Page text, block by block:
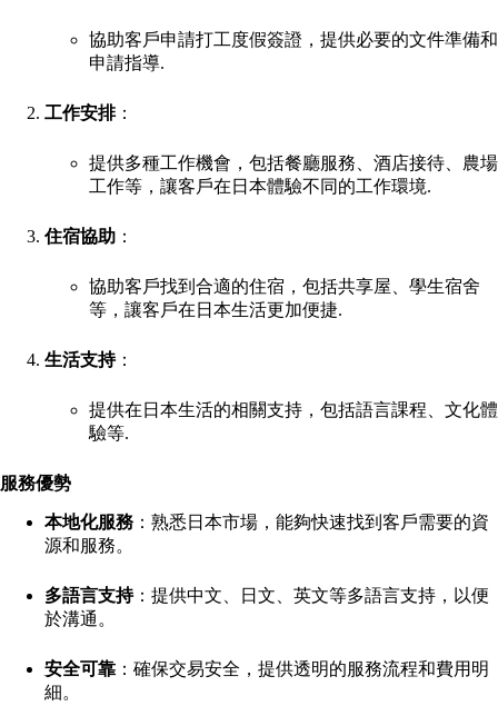
協助客戶申請打工度假簽證，提供必要的文件準備和
申請指導.
工作安排：
提供多種工作機會，包括餐廳服務、酒店接待、農場
工作等，讓客戶在日本體驗不同的工作環境.
住宿協助 ：
協助客戶找到合適的住宿，包括共享屋、學生宿舍
等，讓客戶在日本生活更加便捷.
生活支持：
提供在日本生活的相關支持，包括語言課程、文化體
驗等.
服務優勢
本地化服務 ：熟悉日本市場，能夠快速找到客戶需要的資
源和服務。
多語言支持：提供中文、日文、英文等多語言支持，以便
於溝通。
安全可靠 ：確保交易安全，提供透明的服務流程和費用明
細。